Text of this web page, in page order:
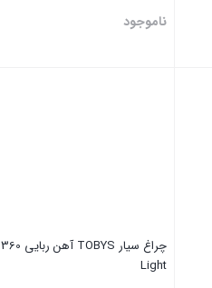
ناموجود
چراغ سیار TOBYS آهن ربایی 360
Light